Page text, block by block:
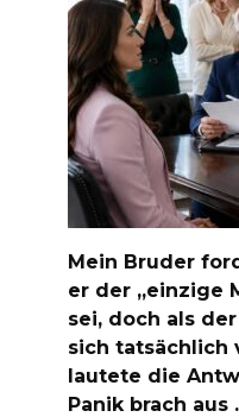
Mein Bruder
er der „einzige
sei, doch als
sich tatsächlich
lautete die
Panik brach aus